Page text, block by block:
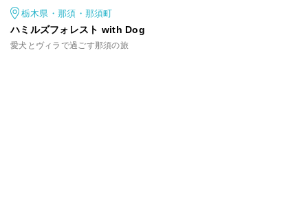
栃木県・那須・那須町
ハミルズフォレスト with Dog
愛犬とヴィラで過ごす那須の旅